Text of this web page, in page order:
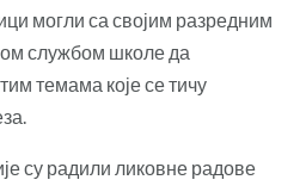
могли са својим разредним
службом школе да
темама које се тичу
су радили ликовне радове